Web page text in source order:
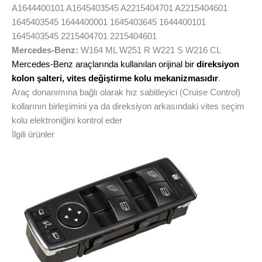
A1644400101 A1645403545 A2215404701 A2215404601
1645403545 1644400001 1645403645 1644400101
1645403545 2215404701 2215404601
Mercedes-Benz: W164 ML W251 R W221 S W216 CL
Mercedes-Benz araçlarında kullanılan orijinal bir direksiyon
kolon şalteri, vites değiştirme kolu mekanizmasıdır.
Araç donanımına bağlı olarak hız sabitleyici (Cruise Control)
kollarının birleşimini ya da direksiyon arkasındaki vites seçim
kolu elektroniğini kontrol eder
İlgili ürünler